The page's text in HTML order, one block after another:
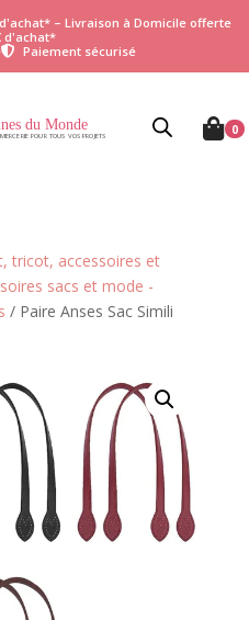
– Livraison à Domicile offerte
d'achat*
 Paiement sécurisé
du Monde
POUR TOUS VOS PROJETS  0
tricot, accessoires et
sacs et mode -
/ Paire Anses Sac Simili